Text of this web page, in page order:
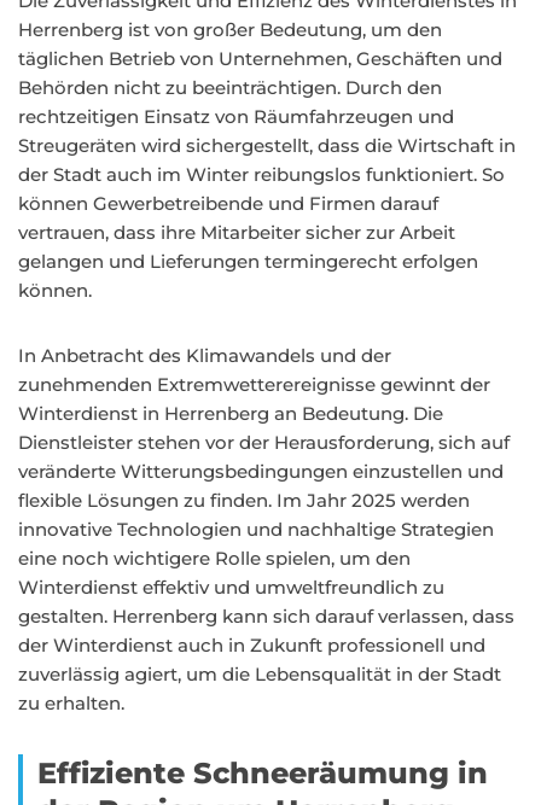
Herrenberg ist von großer Bedeutung, um den
täglichen Betrieb von Unternehmen, Geschäften und
Behörden nicht zu beeinträchtigen. Durch den
rechtzeitigen Einsatz von Räumfahrzeugen und
Streugeräten wird sichergestellt, dass die Wirtschaft in
der Stadt auch im Winter reibungslos funktioniert. So
können Gewerbetreibende und Firmen darauf
vertrauen, dass ihre Mitarbeiter sicher zur Arbeit
gelangen und Lieferungen termingerecht erfolgen
können.
In Anbetracht des Klimawandels und der
zunehmenden Extremwetterereignisse gewinnt der
Winterdienst in Herrenberg an Bedeutung. Die
Dienstleister stehen vor der Herausforderung, sich auf
veränderte Witterungsbedingungen einzustellen und
flexible Lösungen zu finden. Im Jahr 2025 werden
innovative Technologien und nachhaltige Strategien
eine noch wichtigere Rolle spielen, um den
Winterdienst effektiv und umweltfreundlich zu
gestalten. Herrenberg kann sich darauf verlassen, dass
der Winterdienst auch in Zukunft professionell und
zuverlässig agiert, um die Lebensqualität in der Stadt
zu erhalten.
Effiziente Schneeräumung in